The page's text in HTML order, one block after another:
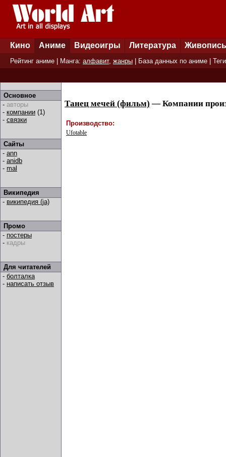
Кино Аниме Видеоигры Литература Живопись
Рейтинг аниме | Манга: алфавит, жанры База данных по аниме Теги
Основное
- авторы
- компании (1)
- связки
Сайты
- ann
- anidb
- mal
Википедия
- википедия (ja)
Промо
- постеры
- кадры
Для читателей
- болталка
- написать отзыв
Танец мечей (фильм) — Компании
Производство:
Ufotable